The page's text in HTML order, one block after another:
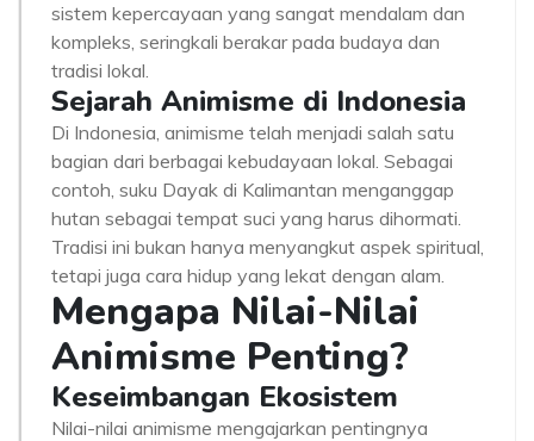
sistem kepercayaan yang sangat mendalam dan
kompleks, seringkali berakar pada budaya dan
tradisi lokal.
Sejarah Animisme di Indonesia
Di Indonesia, animisme telah menjadi salah satu
bagian dari berbagai kebudayaan lokal. Sebagai
contoh, suku Dayak di Kalimantan menganggap
hutan sebagai tempat suci yang harus dihormati.
Tradisi ini bukan hanya menyangkut aspek spiritual,
tetapi juga cara hidup yang lekat dengan alam.
Mengapa Nilai-Nilai
Animisme Penting?
Keseimbangan Ekosistem
Nilai-nilai animisme mengajarkan pentingnya